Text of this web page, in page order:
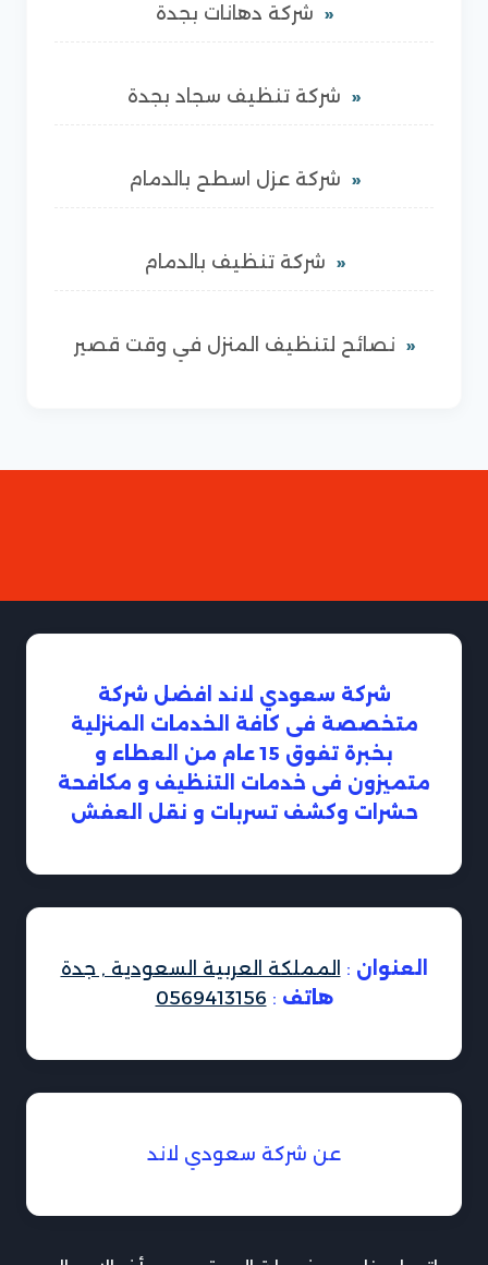
شركة دهانات بجدة
شركة تنظيف سجاد بجدة
شركة عزل اسطح بالدمام
شركة تنظيف بالدمام
نصائح لتنظيف المنزل في وقت قصير
شركة سعودي لاند افضل شركة
متخصصة فى كافة الخدمات المنزلية
بخبرة تفوق 15 عام من العطاء و
متميزون فى خدمات التنظيف و مكافحة
حشرات وكشف تسربات و نقل العفش
العنوان : المملكة العربية السعودية , جدة
هاتف :
0569413156
عن شركة سعودي لاند